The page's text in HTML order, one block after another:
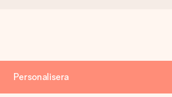
Personalisera